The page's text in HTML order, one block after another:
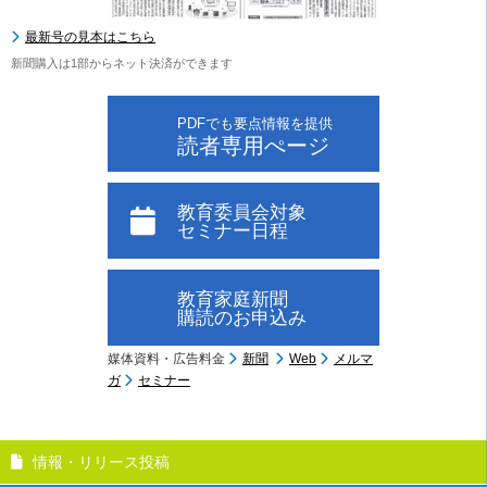
最新号の見本はこちら
新聞購入は1部からネット決済ができます
PDFでも要点情報を提供
読者専用ぺージ
教育委員会対象
セミナー日程
教育家庭新聞
購読のお申込み
媒体資料・広告料金 新聞 Web
メルマ
ガ
セミナー
情報・リリース投稿